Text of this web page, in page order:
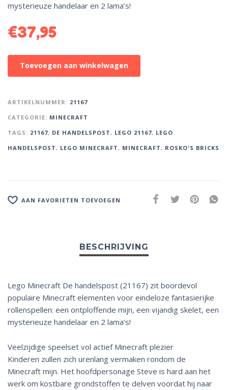
mysterieuze handelaar en 2 lama’s!
€37,95
Toevoegen aan winkelwagen
a
t
ARTIKELNUMMER: 21167
CATEGORIE: MINECRAFT
TAGS: 21167, DE HANDELSPOST, LEGO 21167, LEGO
HANDELSPOST, LEGO MINECRAFT, MINECRAFT, ROSKO'S BRICKS
AAN FAVORIETEN TOEVOEGEN
Lego Minecraft De handelspost (21167) zit boordevol
populaire Minecraft elementen voor eindeloze fantasierijke
rollenspellen: een ontploffende mijn, een vijandig skelet, een
mysterieuze handelaar en 2 lama’s!
Veelzijdige speelset vol actief Minecraft plezier
Kinderen zullen zich urenlang vermaken rondom de
Minecraft mijn. Het hoofdpersonage Steve is hard aan het
werk om kostbare grondstoffen te delven voordat hij naar